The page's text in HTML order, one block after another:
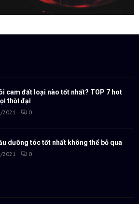
cam đất loại nào tốt nhất? TOP 7 hot
thời đại
2021 0
dưỡng tóc tốt nhất không thể bỏ qua
2021 0